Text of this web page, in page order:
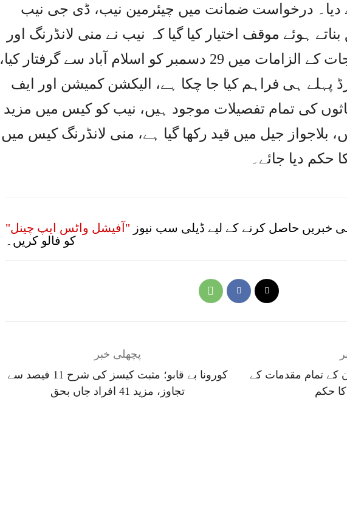
دیا۔ درخواست ضمانت میں چیئرمین نیب، ڈی جی نیب
ہوئے موقف اختیار کیا گیا کہ نیب نے منی لانڈرنگ اور
آمدن سے زائد اثاثہ جات کے الزامات میں 29 دسمبر کو اسلام آباد سے گرفتار کیا،
پہلے ہی فراہم کیا جا چکا ہے، الیکشن کمیشن اور ایف
کی تمام تفصیلات موجود ہیں، نیب کو کیس میں مزید
بلاجواز جیل میں قید رکھا گیا ہے، منی لانڈرنگ کیس میں
حکم دیا جائے۔
خبریں حاصل کرنے کے لیے ڈیلی سب نیوز "آفیشل واٹس ایپ چینل"
کو فالو کریں۔
پچھلی خبر
کورونا بے قابو؛ مثبت کیسز کی شرح 11 فیصد سے
تجاوز، مزید 41 افراد جاں بحق
کے تمام مقدمات کے
حکم